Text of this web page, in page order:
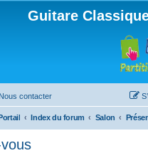
Guitare
Nous contacter
Index du forum Salon